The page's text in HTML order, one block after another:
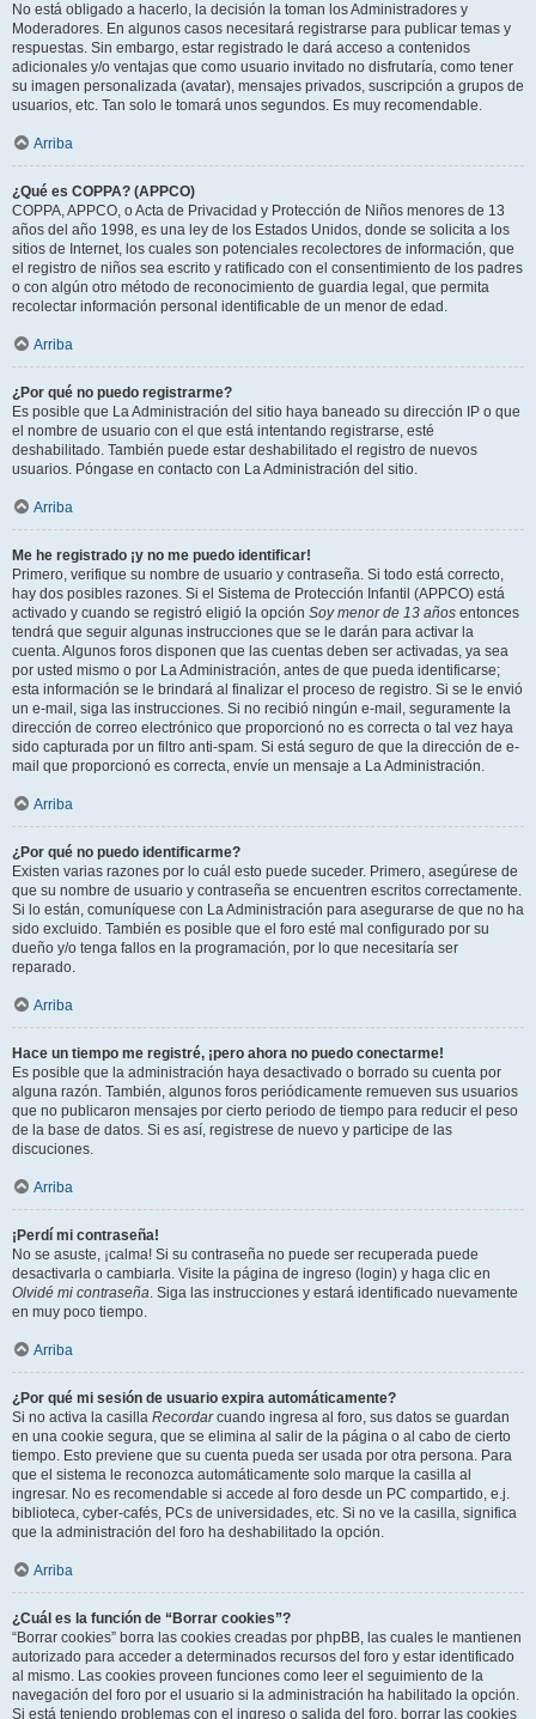
No está obligado a hacerlo, la decisión la toman los Administradores y
Moderadores. En algunos casos necesitará registrarse para publicar temas y
respuestas. Sin embargo, estar registrado le dará acceso a contenidos
adicionales y/o ventajas que como usuario invitado no disfrutaría, como tener
su imagen personalizada (avatar), mensajes privados, suscripción a grupos de
usuarios, etc. Tan solo le tomará unos segundos. Es muy recomendable.
Arriba
¿Qué es COPPA? (APPCO)
COPPA, APPCO, o Acta de Privacidad y Protección de Niños menores de 13
años del año 1998, es una ley de los Estados Unidos, donde se solicita a los
sitios de Internet, los cuales son potenciales recolectores de información, que
el registro de niños sea escrito y ratificado con el consentimiento de los padres
o con algún otro método de reconocimiento de guardia legal, que permita
recolectar información personal identificable de un menor de edad.
Arriba
¿Por qué no puedo registrarme?
Es posible que La Administración del sitio haya baneado su dirección IP o que
el nombre de usuario con el que está intentando registrarse, esté
deshabilitado. También puede estar deshabilitado el registro de nuevos
usuarios. Póngase en contacto con La Administración del sitio.
Arriba
Me he registrado ¡y no me puedo identificar!
Primero, verifique su nombre de usuario y contraseña. Si todo está correcto,
hay dos posibles razones. Si el Sistema de Protección Infantil (APPCO) está
activado y cuando se registró eligió la opción Soy menor de 13 años entonces
tendrá que seguir algunas instrucciones que se le darán para activar la
cuenta. Algunos foros disponen que las cuentas deben ser activadas, ya sea
por usted mismo o por La Administración, antes de que pueda identificarse;
esta información se le brindará al finalizar el proceso de registro. Si se le envió
un e-mail, siga las instrucciones. Si no recibió ningún e-mail, seguramente la
dirección de correo electrónico que proporcionó no es correcta o tal vez haya
sido capturada por un filtro anti-spam. Si está seguro de que la dirección de e-
mail que proporcionó es correcta, envíe un mensaje a La Administración.
Arriba
¿Por qué no puedo identificarme?
Existen varias razones por lo cuál esto puede suceder. Primero, asegúrese de
que su nombre de usuario y contraseña se encuentren escritos correctamente.
Si lo están, comuníquese con La Administración para asegurarse de que no ha
sido excluido. También es posible que el foro esté mal configurado por su
dueño y/o tenga fallos en la programación, por lo que necesitaría ser
reparado.
Arriba
Hace un tiempo me registré, ¡pero ahora no puedo conectarme!
Es posible que la administración haya desactivado o borrado su cuenta por
alguna razón. También, algunos foros periódicamente remueven sus usuarios
que no publicaron mensajes por cierto periodo de tiempo para reducir el peso
de la base de datos. Si es así, registrese de nuevo y participe de las
discuciones.
Arriba
¡Perdí mi contraseña!
No se asuste, ¡calma! Si su contraseña no puede ser recuperada puede
desactivarla o cambiarla. Visite la página de ingreso (login) y haga clic en
Olvidé mi contraseña. Siga las instrucciones y estará identificado nuevamente
en muy poco tiempo.
Arriba
¿Por qué mi sesión de usuario expira automáticamente?
Si no activa la casilla Recordarcuando ingresa al foro, sus datos se guardan
en una cookie segura, que se elimina al salir de la página o al cabo de cierto
tiempo. Esto previene que su cuenta pueda ser usada por otra persona. Para
que el sistema le reconozca automáticamente solo marque la casilla al
ingresar. No es recomendable si accede al foro desde un PC compartido, e.j.
biblioteca, cyber-cafés, PCs de universidades, etc. Si no ve la casilla, significa
que la administración del foro ha deshabilitado la opción.
Arriba
¿Cuál es la función de “Borrar cookies”?
“Borrar cookies” borra las cookies creadas por phpBB, las cuales le mantienen
autorizado para acceder a determinados recursos del foro y estar identificado
al mismo. Las cookies proveen funciones como leer el seguimiento de la
navegación del foro por el usuario si la administración ha habilitado la opción.
Si está teniendo problemas con el ingreso o salida del foro, borrar las cookies